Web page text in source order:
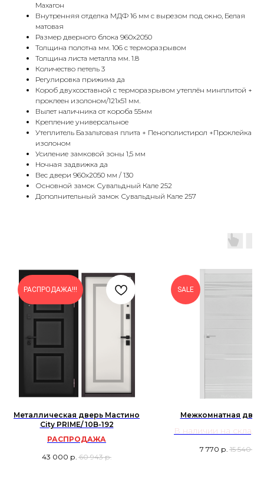
Махагон
Внутренняя отделка МДФ 16 мм с вырезом под окно, Белая
матовая
Размер дверного блока 960х2050
Толщина полотна мм. 106 c терморазрывом
Толщина листа металла мм. 1.8
Количество петель 3
Регулировка прижима да
Короб двухсоставной с терморазрывом утеплён минплитой +
проклеен изолоном/121х51 мм.
Вылет наличника от короба 55мм
Крепление универсальное
Утеплитель Базальтовая плита + Пенополистирол +Проклейка
изолоном
Усиление замковой зоны 1,5 мм
Ночная задвижка да
Вес двери 960х2050 мм / 130
Основной замок Сувальдный Кале 252
Дополнительный замок Сувальдный Кале 257
РАСПРОДАЖА!!!
Металлическая дверь Мастино
City PRIME/ 10B-192
РАСПРОДАЖА
43 000 р. 60 943 р.
SALE
Межкомнатная
В наличии на
9003)
7 770 р. 15 540